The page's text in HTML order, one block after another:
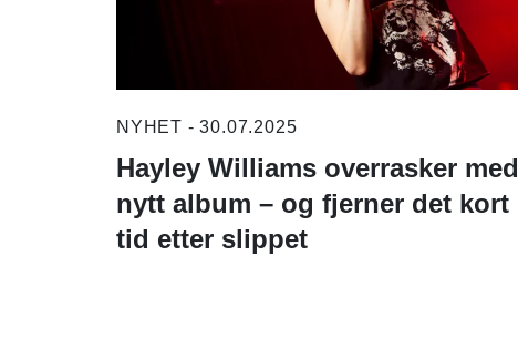
NYHET - 30.07.2025
Hayley Williams overrasker med
nytt album – og fjerner det kort
tid etter slippet